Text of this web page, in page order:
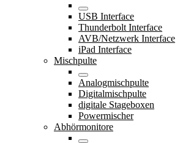
USB Interface
Thunderbolt Interface
AVB/Netzwerk Interface
iPad Interface
Mischpulte
Analogmischpulte
Digitalmischpulte
digitale Stageboxen
Powermischer
Abhörmonitore